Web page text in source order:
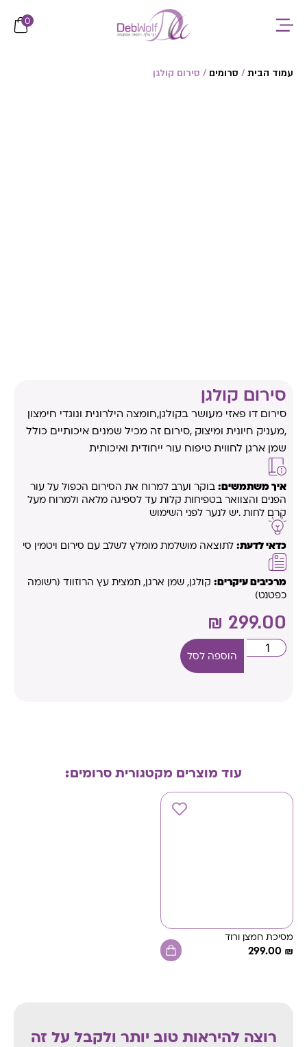
0
עמוד הבית / סרומים / סירום קולגן
סירום קולגן
סירום דו פאזי מעושר בקולגן,חומצה הילרונית ונוגדי חימצון
,מעניק חיונית ומיצוק ,סירום זה מכיל שמנים איכותיים כולל
שמן ארגן לחווית טיפוח עור ייחודית ואיכותית
איך משתמשים: בוקר וערב למרוח את הסירום הכפול על עור
הפנים והצוואר בטפיחות קלות עד לספיגה מלאה ולמרוח מעל
קרם לחות .יש לנער לפני השימוש
כדאי לדעת: לתוצאה מושלמת מומלץ לשלב עם סירום ויטמין סי
מרכיבים עיקרים: קולגן, שמן ארגן, תמצית עץ הרוזווד (רשומה
כפטנט)
₪ 299.00
הוספה לסל
עוד מוצרים מקטגורית סרומים:
מסיכת חמצן ורוד
₪
רוצה להיראות טוב יותר ולקבל על זה